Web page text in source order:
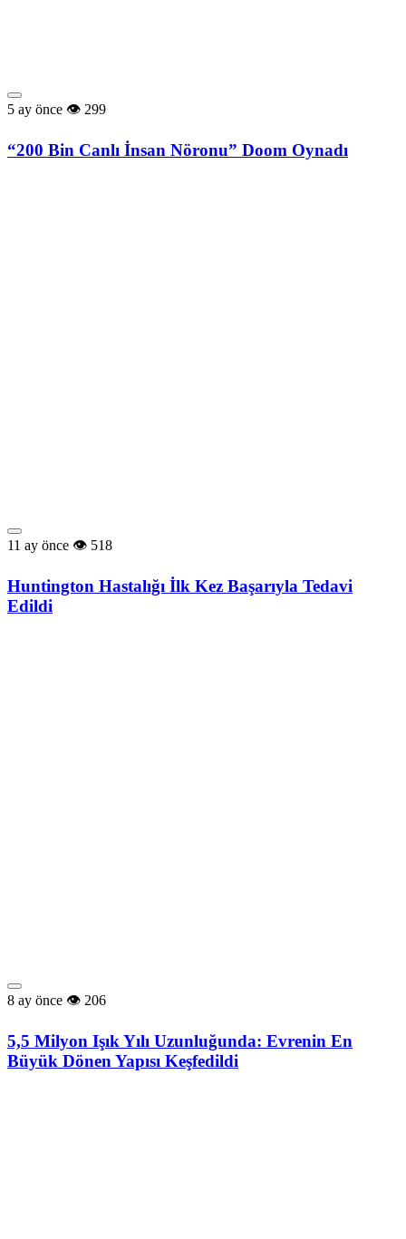
5 ay önce 299
“200 Bin Canlı İnsan Nöronu” Doom Oynadı
11 ay önce 518
Huntington Hastalığı İlk Kez Başarıyla Tedavi
Edildi
8 ay önce 206
5,5 Milyon Işık Yılı Uzunluğunda: Evrenin En
Büyük Dönen Yapısı Keşfedildi